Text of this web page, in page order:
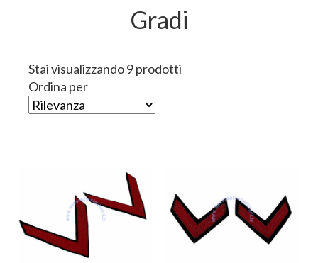
Gradi
Stai visualizzando 9 prodotti
Ordina per